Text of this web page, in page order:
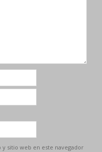
sitio web en este navegador